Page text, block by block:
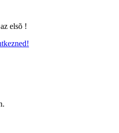
elsõ !